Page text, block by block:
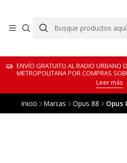
ENVÍO GRATUITO AL RADIO URBANO
METROPOLITANA POR COMPRAS
Leer más
Inicio Marcas Opus 88 Opus